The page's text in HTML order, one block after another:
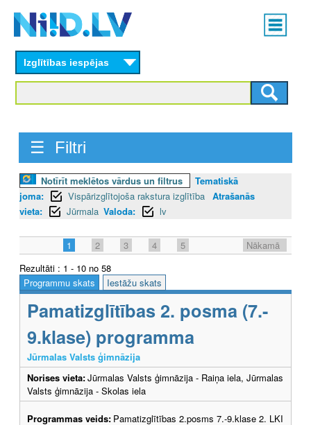
content
Main
menu
Izglītības iespējas
☰ Filtri
Notīrīt meklētos vārdus un filtrus
Tematiskā
joma:
Vispārizglītojoša rakstura izglītība Atrašanās
vieta:
Jūrmala Valoda: lv
1 2 3 4 5
Nākamā
Rezultāti : 1 - 10 no 58
Programmu skats
Iestāžu skats
Pamatizglītības 2. posma (7.-
9.klase) programma
Jūrmalas Valsts ģimnāzija
Norises vieta:Jūrmalas Valsts ģimnāzija - Raiņa iela, Jūrmalas
Valsts ģimnāzija - Skolas iela
Programmas veids: Pamatizglītības 2.posms 7.-9.klase 2. LKI